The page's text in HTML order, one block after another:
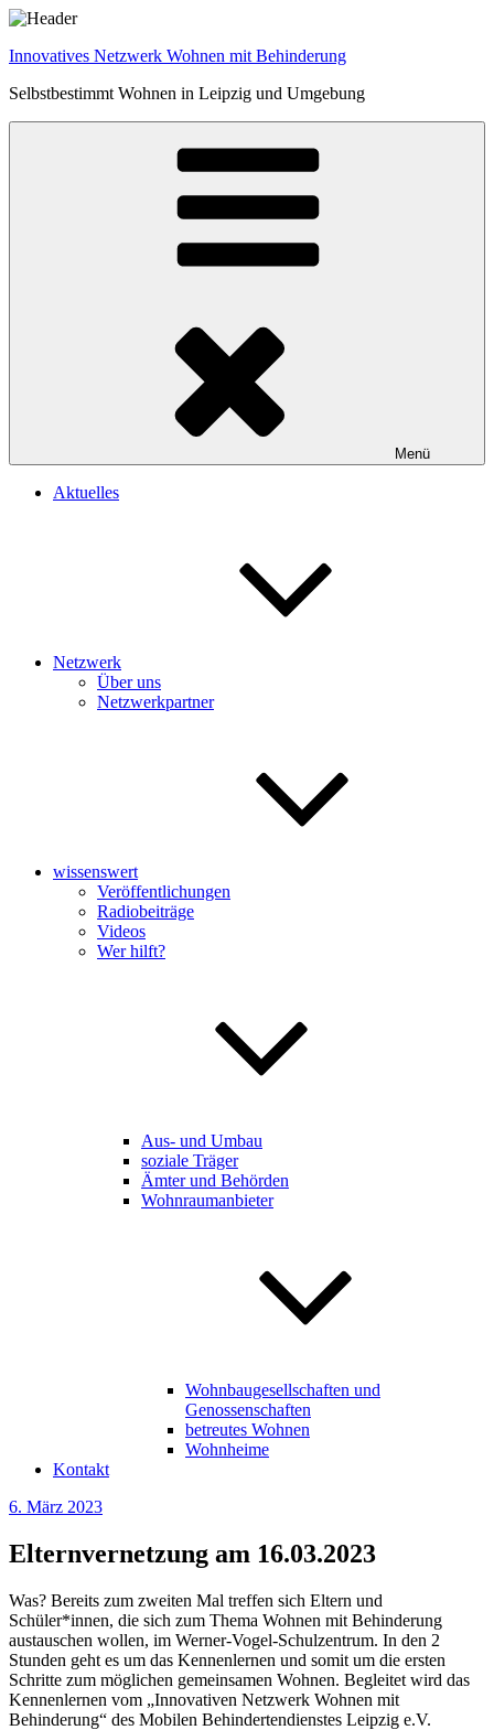
Zum
springen
Innovatives Netzwerk Wohnen mit Behinderung
Selbstbestimmt Wohnen in Leipzig und Umgebung
Menü
Aktuelles
Netzwerk
Über uns
Netzwerkpartner
wissenswert
Veröffentlichungen
Radiobeiträge
Videos
Wer hilft?
Aus- und Umbau
soziale Träger
Ämter und Behörden
Wohnraumanbieter
Wohnbaugesellschaften und
Genossenschaften
betreutes Wohnen
Wohnheime
Kontakt
Veröffentlicht
6. März 2023
Elternvernetzung am 16.03.2023
Was? Bereits zum zweiten Mal treffen sich Eltern und
Schüler*innen, die sich zum Thema Wohnen mit Behinderung
austauschen wollen, im Werner-Vogel-Schulzentrum. In den 2
Stunden geht es um das Kennenlernen und somit um die ersten
Schritte zum möglichen gemeinsamen Wohnen. Begleitet wird das
Kennenlernen vom „Innovativen Netzwerk Wohnen mit
Behinderung“ des Mobilen Behindertendienstes Leipzig e.V.